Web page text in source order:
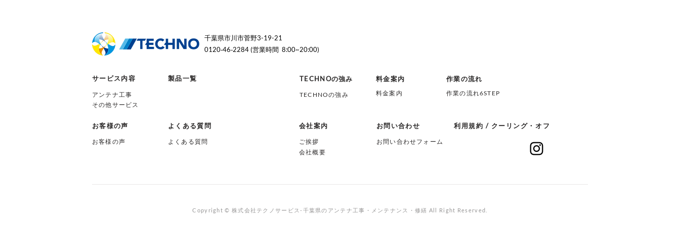
千葉県市川市菅野3-19-21
0120‐46‐2284 (営業時間 8:00~20:00)
サービス内容 製品一覧
アンテナ工事
TECHNOの強み 料金案内 作業の流れ
TECHNOの強み 料金案内
作業の流れ6STEP
その他サービス
お客様の声 よくある質問
お客様の声 よくある質問
会社案内
ご挨拶
お問い合わせ 利用規約 / クーリング・オフ
お問い合わせフォーム
会社概要
Copyright © 株式会社テクノサービス-千葉県のアンテナ工事・メンテナンス・修繕 All Right Reserved.